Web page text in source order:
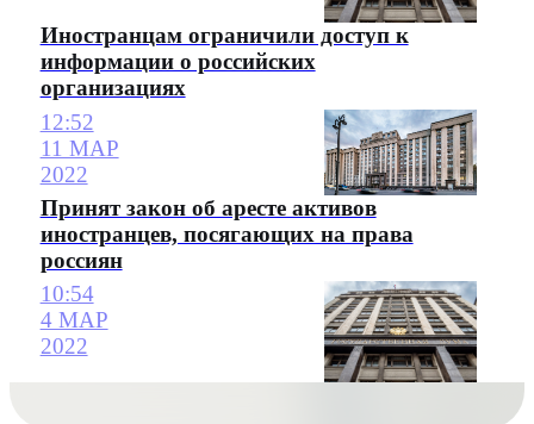
Иностранцам ограничили доступ к
информации о российских
организациях
12:52
11 МАР
2022
Принят закон об аресте активов
иностранцев, посягающих на права
россиян
10:54
4 МАР
2022